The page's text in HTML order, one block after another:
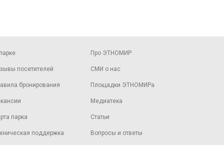
посетителей
бронирования
парка
поддержка
Про ЭТНОМИР
СМИ о нас
Площадки ЭТНОМИРа
Медиатека
Статьи
Вопросы и ответы